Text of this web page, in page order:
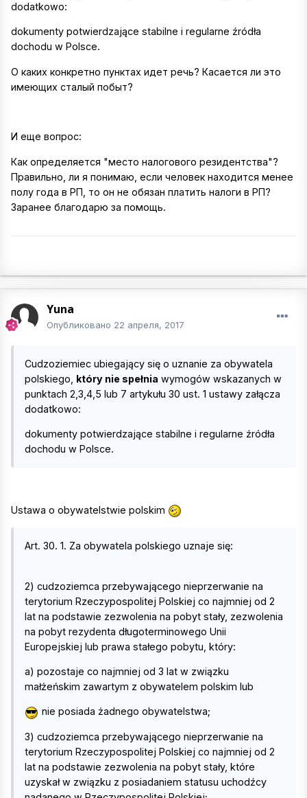
dodatkowo:
dokumenty potwierdzające stabilne i regularne źródła
dochodu w Polsce.
О каких конкретно пунктах идет речь? Касается ли это
имеющих сталый побыт?
И еще вопрос:
Как определяется "место налогового резидентства"?
Правильно, ли я понимаю, если человек находится менее
полу года в РП, то он не обязан платить налоги в РП?
Заранее благодарю за помощь.
Yuna
Опубликовано 22 апреля, 2017
Cudzoziemiec ubiegający się o uznanie za obywatela
polskiego, który nie spełnia wymogów wskazanych w
punktach 2,3,4,5 lub 7 artykułu 30 ust. 1 ustawy załącza
dodatkowo:
dokumenty potwierdzające stabilne i regularne źródła
dochodu w Polsce.
Ustawa o obywatelstwie polskim
Art. 30. 1. Za obywatela polskiego uznaje się:
2) cudzoziemca przebywającego nieprzerwanie na
terytorium Rzeczypospolitej Polskiej co najmniej od 2
lat na podstawie zezwolenia na pobyt stały, zezwolenia
na pobyt rezydenta długoterminowego Unii
Europejskiej lub prawa stałego pobytu, który:
a) pozostaje co najmniej od 3 lat w związku
małżeńskim zawartym z obywatelem polskim lub
nie posiada żadnego obywatelstwa;
3) cudzoziemca przebywającego nieprzerwanie na
terytorium Rzeczypospolitej Polskiej co najmniej od 2
lat na podstawie zezwolenia na pobyt stały, które
uzyskał w związku z posiadaniem statusu uchodźcy